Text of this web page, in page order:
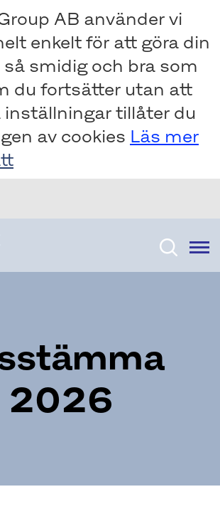
AB använder vi
enkelt för att göra din
så smidig och bra som
du fortsätter utan att
inställningar tillåter du
av cookies Läs mer
2026